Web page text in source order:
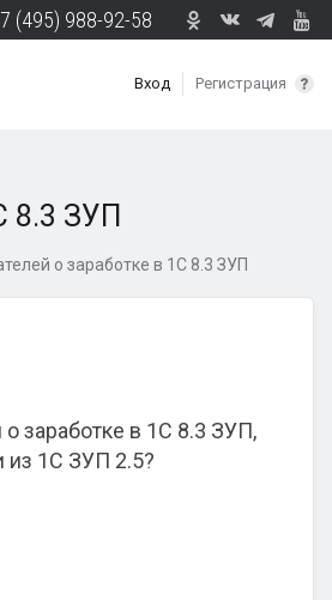
(495) 988-92-58
Вход Регистрация
8.3 ЗУП
о заработке в 1С 8.3 ЗУП
заработке в 1С 8.3 ЗУП,
из 1С ЗУП 2.5?